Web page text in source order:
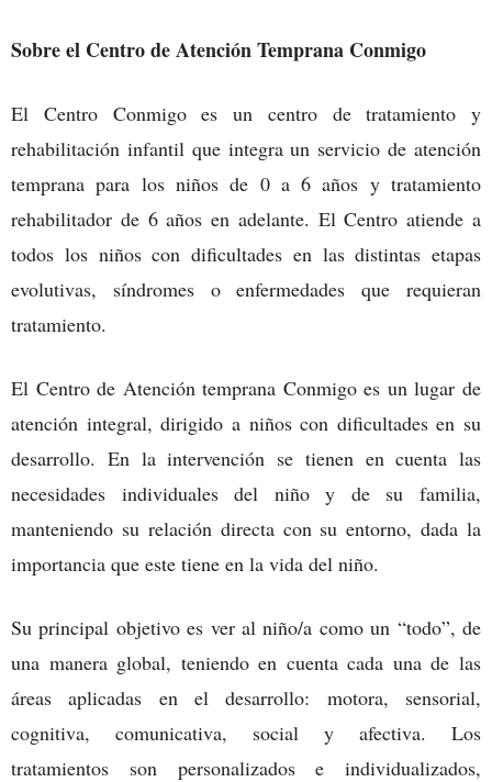
Sobre el Centro de Atención Temprana Conmigo
El Centro Conmigo es un centro de tratamiento y
rehabilitación infantil que integra un servicio de atención
temprana para los niños de 0 a 6 años y tratamiento
rehabilitador de 6 años en adelante. El Centro atiende a
todos los niños con dificultades en las distintas etapas
evolutivas, síndromes o enfermedades que requieran
tratamiento.
El Centro de Atención temprana Conmigo es un lugar de
atención integral, dirigido a niños con dificultades en su
desarrollo. En la intervención se tienen en cuenta las
necesidades individuales del niño y de su familia,
manteniendo su relación directa con su entorno, dada la
importancia que este tiene en la vida del niño.
Su principal objetivo es ver al niño/a como un “todo”, de
una manera global, teniendo en cuenta cada una de las
áreas aplicadas en el desarrollo: motora, sensorial,
cognitiva, comunicativa, social y afectiva. Los
tratamientos son personalizados e individualizados,